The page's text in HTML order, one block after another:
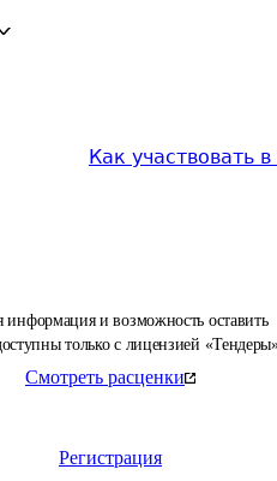
Как участвовать
информация и возможность оставить
только с лицензией
Смотреть расценки
Регистрация